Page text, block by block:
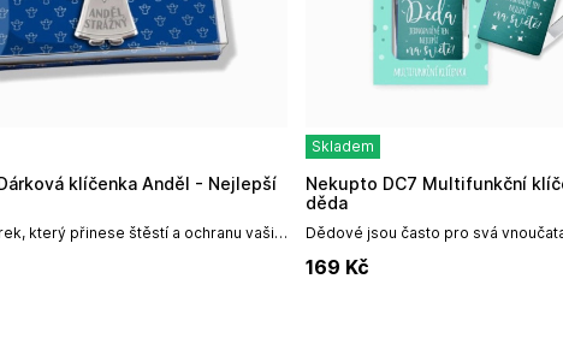
který přinese štěstí a ochranu vašim
Je to víc...
Skladem
Dědové jsou často pro svá
dělali různé věci, vyprávěli...
Nekupto DC7 Multifunkční klíčenka Bezva
děda
169 Kč